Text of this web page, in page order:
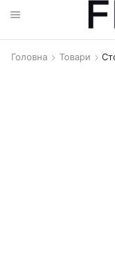
Головна Товари